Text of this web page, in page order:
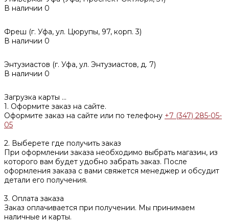
В наличии 0
Фреш (г‌. Уфа, ул. Цюрупы, 97, корп. 3)
В наличии 0
Энтузиастов (г. Уфа, ул. Энтузиастов, д. 7)
В наличии 0
Загрузка карты ...
1. Оформите заказ на сайте.
Оформите заказ на сайте или по телефону +7 (347) 285-05-
05
2. Выберете где получить заказ
При оформлении заказа необходимо выбрать магазин, из
которого вам будет удобно забрать заказ. После
оформления заказа с вами свяжется менеджер и обсудит
детали его получения.
3. Оплата заказа
Заказ оплачивается при получении. Мы принимаем
наличные и карты.